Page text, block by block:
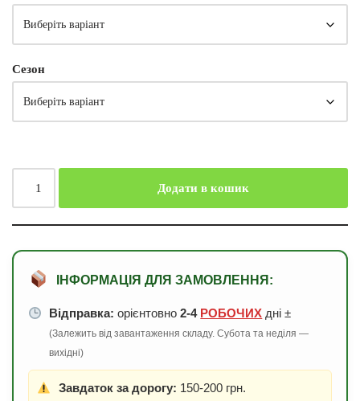
Сезон
Додати в кошик
ІНФОРМАЦІЯ ДЛЯ ЗАМОВЛЕННЯ:
Відправка: орієнтовно2-4 РОБОЧИХ дні ±
(Залежить від завантаження складу. Субота та неділя —
вихідні)
Завдаток за дорогу: 150-200 грн.